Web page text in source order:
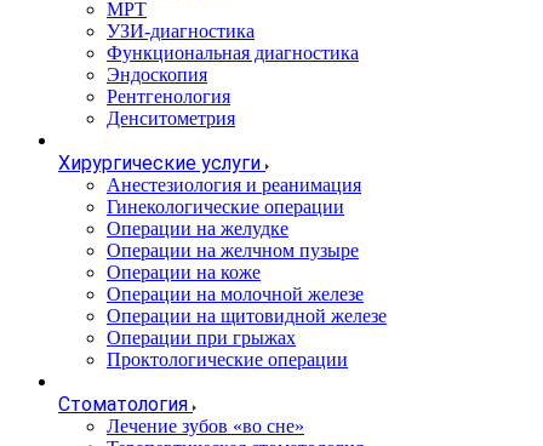
МРТ
УЗИ-диагностика
Функциональная диагностика
Эндоскопия
Рентгенология
Денситометрия
Хирургические услуги
Анестезиология и реанимация
Гинекологические операции
Операции на желудке
Операции на желчном пузыре
Операции на коже
Операции на молочной железе
Операции на щитовидной железе
Операции при грыжах
Проктологические операции
Стоматология
Лечение зубов «во сне»